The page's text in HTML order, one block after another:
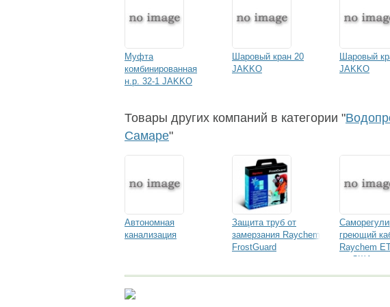
Муфта
комбинированная
н.р. 32-1 JAKKO
Шаровый кран 20
JAKKO
Шаровый
JAKKO
Товары других компаний в категории "
Самаре"
Автономная
канализация
Защита труб от
замерзания Raychem
FrostGuard
греющий
Raychem
ва США